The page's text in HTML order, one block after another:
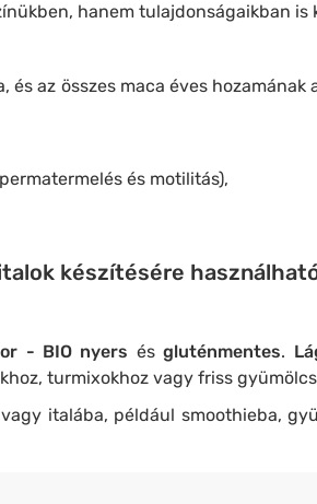
hanem tulajdonságaikban is
az összes maca éves hozamának
és motilitás),
készítésére
- BIO nyers ésgluténmentes.
turmixokhoz vagy friss
italába, például smoothieba,